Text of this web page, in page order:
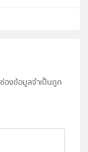
ช่องข้อมูลจำเป็นถูก